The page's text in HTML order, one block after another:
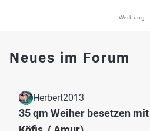
Werbung
Neues im Forum
Herbert2013
35 qm Weiher besetzen